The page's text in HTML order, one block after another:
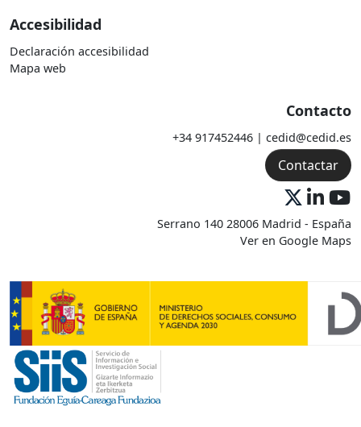
Accesibilidad
Declaración accesibilidad
Mapa web
Contacto
+34 917452446 | cedid@cedid.es
Contactar
Serrano 140 28006 Madrid - España
Ver en Google Maps